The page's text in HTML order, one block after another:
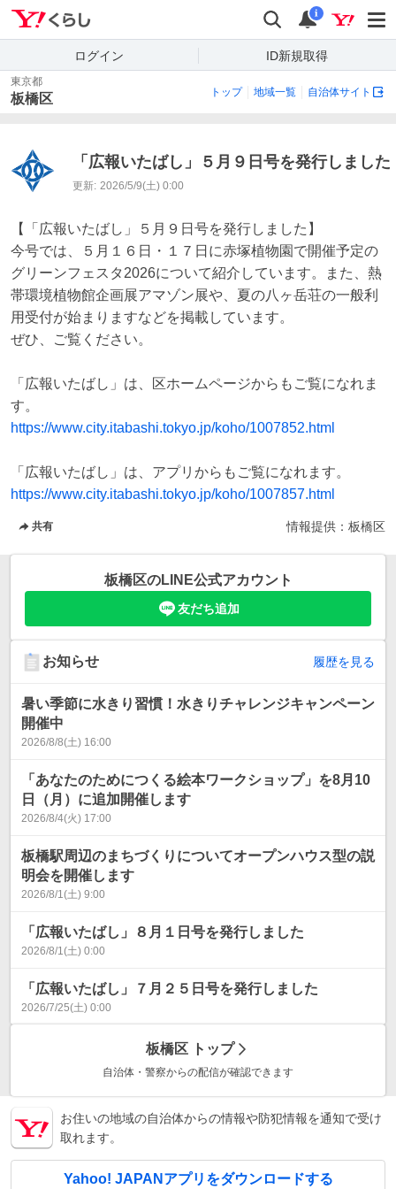
検索 通知
i
ログイン ID新規取得
東京都
板橋区 トップ 地域一覧 自治体サイト
「広報いたばし」５月９日号を発行しました
更新: 2026/5/9(土) 0:00
【「広報いたばし」５月９日号を発行しました】
今号では、５月１６日・１７日に赤塚植物園で開催予定の
グリーンフェスタ2026について紹介しています。また、熱
帯環境植物館企画展アマゾン展や、夏の八ヶ岳荘の一般利
用受付が始まりますなどを掲載しています。
ぜひ、ご覧ください。
「広報いたばし」は、区ホームページからもご覧になれま
https://www.city.itabashi.tokyo.jp/koho/1007852.html
https://www.city.itabashi.tokyo.jp/koho/1007857.html
共有 情報提供： 板橋区
板橋区のLINE公式アカウント
友だち追加
お知らせ 履歴を見る
暑い季節に水きり習慣！水きりチャレンジキャンペーン
開催中
2026/8/8(土) 16:00
「あなたのためにつくる絵本ワークショップ」を8月10
日（月）に追加開催します
2026/8/4(火) 17:00
板橋駅周辺のまちづくりについてオープンハウス型の説
明会を開催します
2026/8/1(土) 9:00
「広報いたばし」８月１日号を発行しました
2026/8/1(土) 0:00
「広報いたばし」７月２５日号を発行しました
2026/7/25(土) 0:00
板橋区 トップ
自治体・警察からの配信が確認できます
お住いの地域の自治体からの情報や防犯情報を通知で受け
取れます。
Yahoo! JAPANアプリをダウンロードする